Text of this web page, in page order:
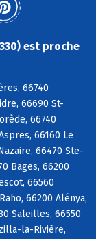
est proche
66740
66690 St-
66740
66160 Le
66470 Ste-
Bages, 66200
66560
66200 Alénya,
Saleilles, 66550
la-Rivière,